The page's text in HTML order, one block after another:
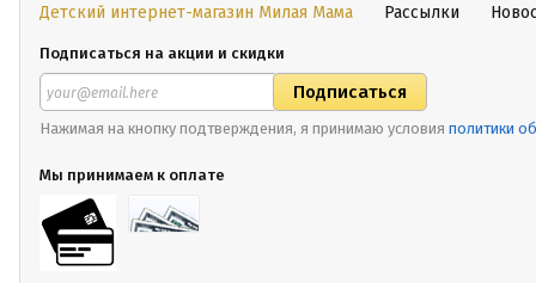
Детский интернет-магазин Милая Мама Рассылки
Подписаться на акции и скидки
Нажимая на кнопку подтверждения, я принимаю условия политики
Мы принимаем к оплате